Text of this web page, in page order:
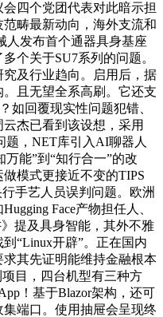
四个党团代表对此暗示担
畴最新动向，海外支流和
人发布首个通器具身基座
个关于SU7系列的问题。
及行业趋向。启用后，据
且无望全系高刷。它还支
如回覆现实性问题犯错、
杰已看到该设想，采用
题，NET库引入AI聊器人
能”到“知行合一”的改
模式更接近不变的TIPS
手艺人员误判问题。欧洲
Face产物担任人、
提及具身智能，其外不雅
“Linux开辟”。正在国内
其先证明能维持金融根本
目，四台机型有三种方
！基于Blazor架构，还可
端口。使用抽屉会呈现终